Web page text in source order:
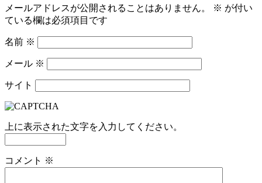
メールアドレスが公開されることはありません。 ※ が付い
ている欄は必須項目です
名前 ※
メール ※
サイト
上に表示された文字を入力してください。
コメント ※